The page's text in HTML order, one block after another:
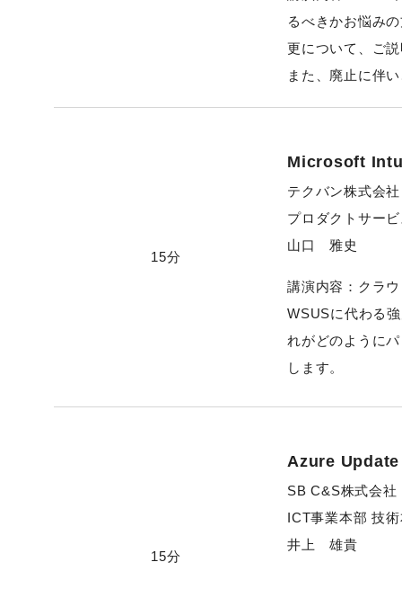
るべきかお悩み
更について、ご
また、廃止に伴
15分
Microsoft
テクバン株式会社
プロダクトサー
山口 雅史
講演内容：クラ
WSUSに代わる
れがどのように
します。
15分
Azure
SB C&S株式会社
ICT事業本部 技
井上 雄貴